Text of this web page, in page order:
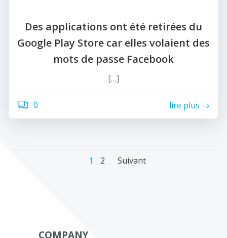
Des applications ont été retirées du
Google Play Store car elles volaient des
mots de passe Facebook
[…]
0 lire plus
Navigation
Navigation
Page
1 Page
2
Navigation
Suivant
COMPANY